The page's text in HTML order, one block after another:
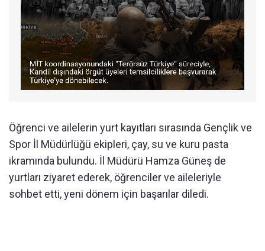
Öğrenci ve ailelerin yurt kayıtları sırasında Gençlik ve
Spor İl Müdürlüğü ekipleri, çay, su ve kuru pasta
ikramında bulundu. İl Müdürü Hamza Güneş de
yurtları ziyaret ederek, öğrenciler ve aileleriyle
sohbet etti, yeni dönem için başarılar diledi.